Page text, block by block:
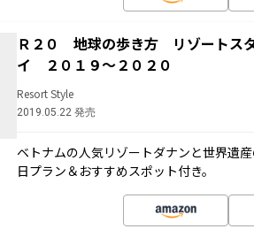
Ｒ２０ 地球の歩き方 リゾート
イ ２０１９～２０２０
Resort Style
2019.05.22 発売
ベトナムの人気リゾートダナンと世界遺
日プラン＆おすすめスポット付き。